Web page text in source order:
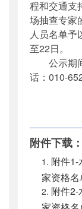
程和交通支
场抽查专家
人员名单
至22日。
公示期间
话：010-
附件下载：
附件1-
家资格
附件2-
家资格